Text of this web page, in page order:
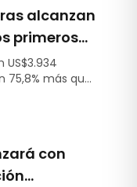
alcanzan
primeros
75,8% más que
por el
precios
con